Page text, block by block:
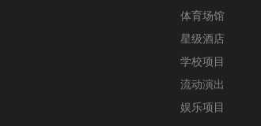
体育场馆
星级酒店
学校项目
流动演出
娱乐项目